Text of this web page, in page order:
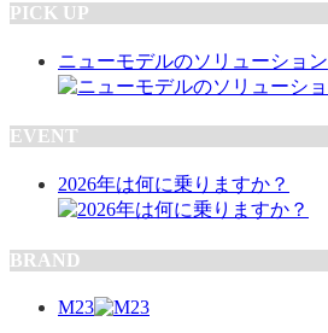
PICK UP
ニューモデルのソリューション
EVENT
2026年は何に乗りますか？
BRAND
M23